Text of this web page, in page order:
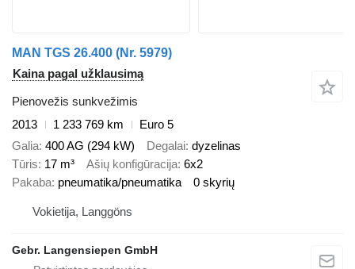
MAN TGS 26.400 (Nr. 5979)
Kaina pagal užklausimą
Pienovežis sunkvežimis
2013
1 233 769 km
Euro 5
Galia 400 AG (294 kW) Degalai dyzelinas
Tūris 17 m³ Ašių konfigūracija 6x2
Pakaba pneumatika/pneumatika 0 skyrių
Vokietija, Langgöns
Gebr. Langensiepen GmbH